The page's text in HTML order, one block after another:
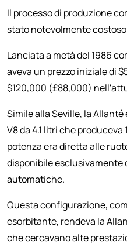
Il processo di produzione
stato notevolmente
Lanciata a metà del 1986
aveva un prezzo iniziale di
$120,000 (£88,000)
Simile alla Seville, la
V8 da 4.1 litri che produceva
potenza era diretta alle
disponibile esclusivamente
automatiche.
Questa configurazione,
esorbitante, rendeva la
che cercavano alte